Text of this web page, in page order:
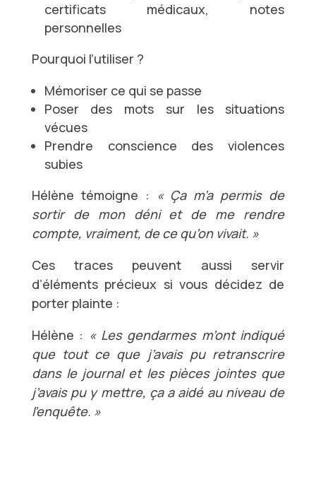
certificats médicaux, notes
personnelles
Pourquoi l’utiliser ?
Mémoriser ce qui se passe
Poser des mots sur les situations
vécues
Prendre conscience des violences
subies
Hélène témoigne : « Ça m’a permis de
sortir de mon déni et de me rendre
compte, vraiment, de ce qu’on vivait. »
Ces traces peuvent aussi servir
d’éléments précieux si vous décidez de
porter plainte :
Hélène : « Les gendarmes m’ont indiqué
que tout ce que j’avais pu retranscrire
dans le journal et les pièces jointes que
j’avais pu y mettre, ça a aidé au niveau de
l’enquête. »